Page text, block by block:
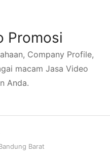
Promosi
Company Profile,
macam Jasa Video
Anda.
Barat